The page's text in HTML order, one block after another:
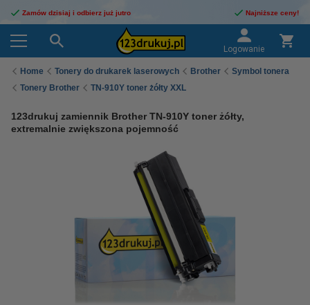
Zamów dzisiaj i odbierz już jutro Najniższe ceny!
Logowanie
Home Tonery do drukarek laserowych Brother
Symbol tonera
Tonery Brother
TN-910Y toner żółty XXL
123drukuj zamiennik Brother TN-910Y toner żółty,
extremalnie zwiększona pojemność